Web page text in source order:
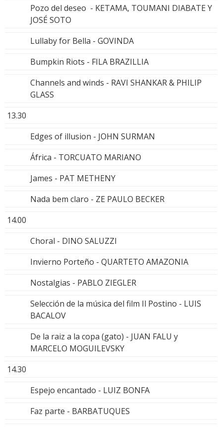
Pozo del deseo - KETAMA, TOUMANI DIABATE Y
JOSÉ SOTO
Lullaby for Bella - GOVINDA
Bumpkin Riots - FILA BRAZILLIA
Channels and winds - RAVI SHANKAR & PHILIP
GLASS
13.30
Edges of illusion - JOHN SURMAN
África - TORCUATO MARIANO
James - PAT METHENY
Nada bem claro - ZE PAULO BECKER
14.00
Choral - DINO SALUZZI
Invierno Porteño - QUARTETO AMAZONIA
Nostalgias - PABLO ZIEGLER
Selección de la música del film Il Postino - LUIS
BACALOV
De la raiz a la copa (gato) - JUAN FALU y
MARCELO MOGUILEVSKY
14.30
Espejo encantado - LUIZ BONFA
Faz parte - BARBATUQUES